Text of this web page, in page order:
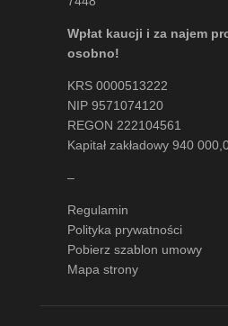
Wpłat kaucji i za najem
osobno!
KRS 0000513222
NIP 9571074120
REGON 222104561
Kapitał zakładowy 940
–
Regulamin
Polityka prywatności
Pobierz szablon umowy
Mapa strony